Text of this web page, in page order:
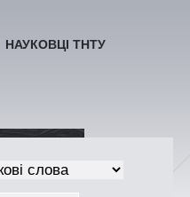
НАУКОВЦІ ТНТУ